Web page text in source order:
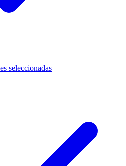
seleccionadas